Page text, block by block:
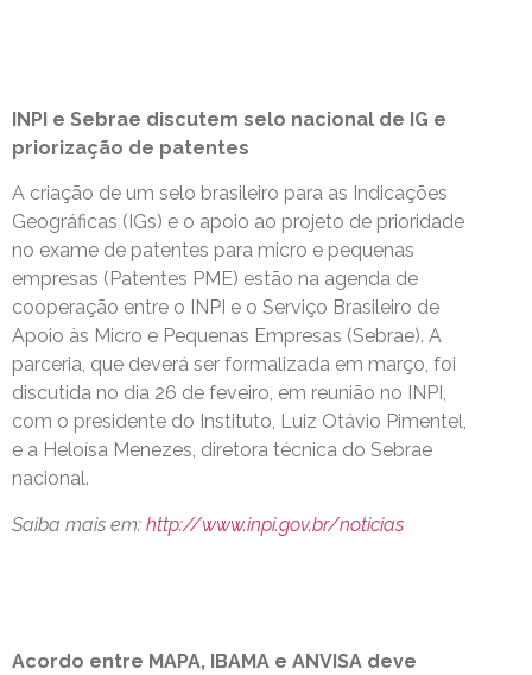
INPI e Sebrae discutem selo nacional de IG e
priorização de patentes
A criação de um selo brasileiro para as Indicações
Geográficas (IGs) e o apoio ao projeto de prioridade
no exame de patentes para micro e pequenas
empresas (Patentes PME) estão na agenda de
cooperação entre o INPI e o Serviço Brasileiro de
Apoio às Micro e Pequenas Empresas (Sebrae). A
parceria, que deverá ser formalizada em março, foi
discutida no dia 26 de feveiro, em reunião no INPI,
com o presidente do Instituto, Luiz Otávio Pimentel,
e a Heloísa Menezes, diretora técnica do Sebrae
nacional.
Saiba mais em: http://www.inpi.gov.br/noticias
Acordo entre MAPA, IBAMA e ANVISA deve